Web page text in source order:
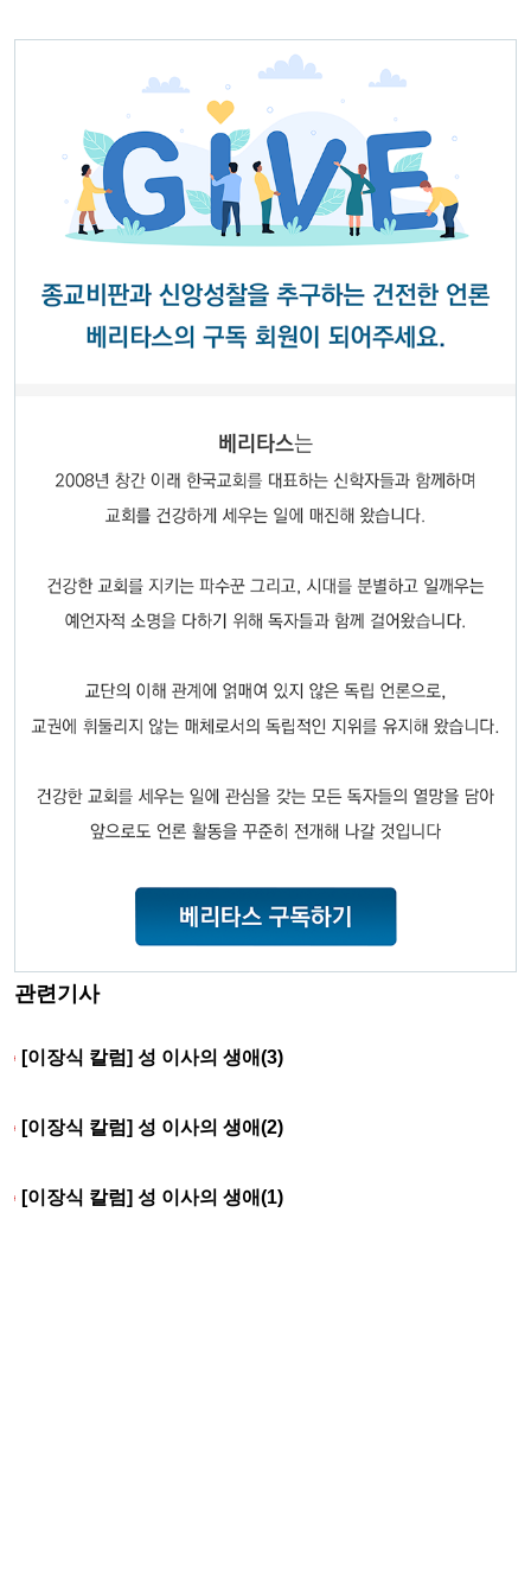
관련기사
[이장식 칼럼] 성 이사의 생애(3)
[이장식 칼럼] 성 이사의 생애(2)
[이장식 칼럼] 성 이사의 생애(1)